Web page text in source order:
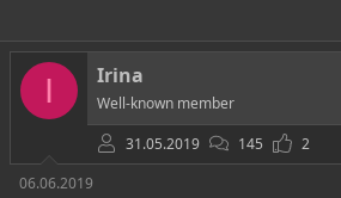
о
р
е
а
н
а
ч
а
л
а
и
I Irina
Well-known member
31.05.2019
145
2
06.06.2019